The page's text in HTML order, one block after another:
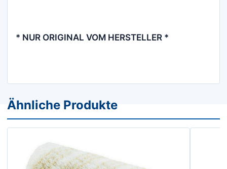
* NUR ORIGINAL VOM HERSTELLER *
Ähnliche Produkte